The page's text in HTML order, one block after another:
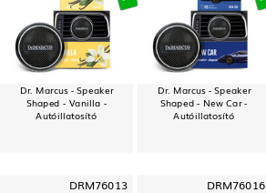
Dr. Marcus - Speaker
Shaped - Vanilla -
Autóillatosító
Dr. Marcus - Speaker
Shaped - New Car -
Autóillatosító
DRM76013 DRM76016